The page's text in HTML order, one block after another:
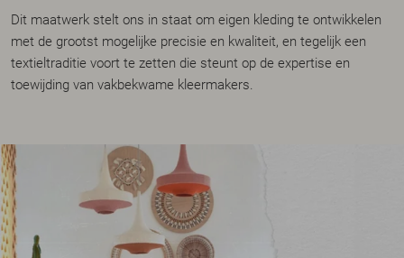
Dit maatwerk stelt ons in staat om eigen kleding te ontwikkelen
met de grootst mogelijke precisie en kwaliteit, en tegelijk een
textieltraditie voort te zetten die steunt op de expertise en
toewijding van vakbekwame kleermakers.